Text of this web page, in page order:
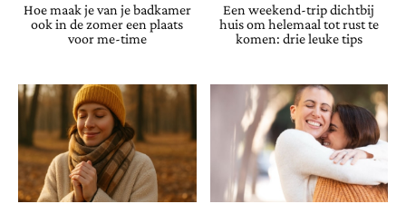
Hoe maak je van je badkamer
ook in de zomer een plaats
voor me-time
Een weekend-trip dichtbij
huis om helemaal tot rust te
komen: drie leuke tips